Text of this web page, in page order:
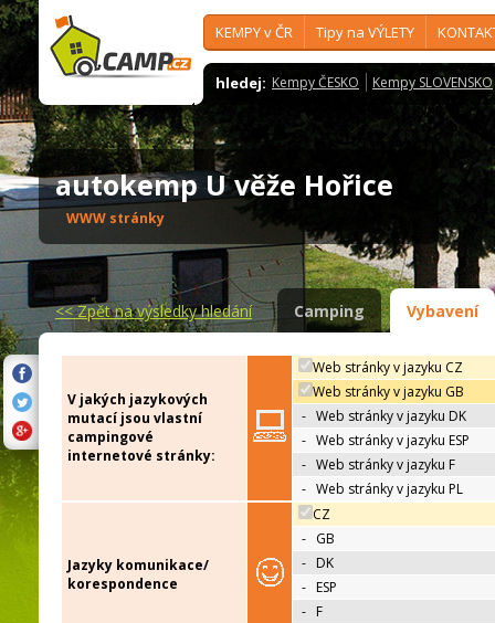
KEMPY v ČR Tipy na VÝLETY
hledej: Kempy ČESKO Kempy SLOVENSKO
autokemp U věže Hořice
WWW stránky
<<Zpět na výsledky hledání Camping Vybavení
V jakých jazykových
mutací jsou vlastní
campingové
internetové stránky:
Web stránky v jazyku CZ
Web stránky v jazyku GB
- Web stránky v jazyku DK
- Web stránky v jazyku ESP
- Web stránky v jazyku F
- Web stránky v jazyku PL
Jazyky komunikace/
korespondence
CZ
- GB
- DK
- ESP
- F